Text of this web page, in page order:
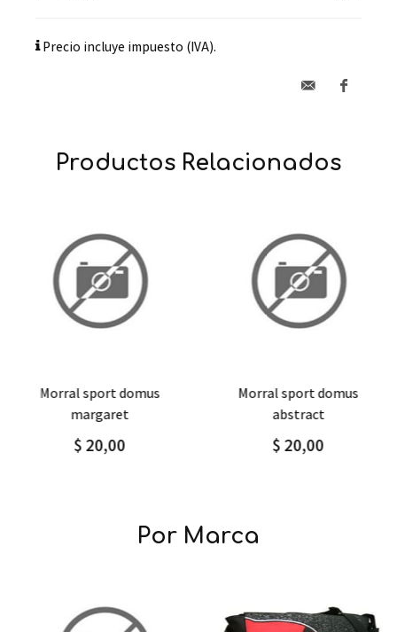
Precio incluye impuesto (IVA).
Productos Relacionados
Agregar Detalle
morral sport domus
margaret
$ 20,00
Agregar Detalle
morral sport domus
abstract
$ 20,00
Por Marca